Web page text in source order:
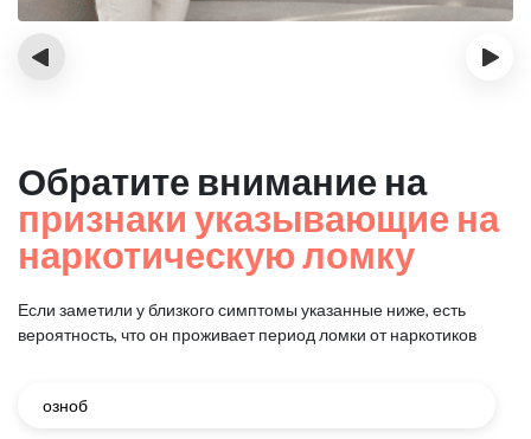
‹ ›
Обратите внимание на
признаки указывающие на
наркотическую ломку
Если заметили у близкого симптомы указанные ниже, есть
вероятность, что он проживает период ломки от наркотиков
озноб